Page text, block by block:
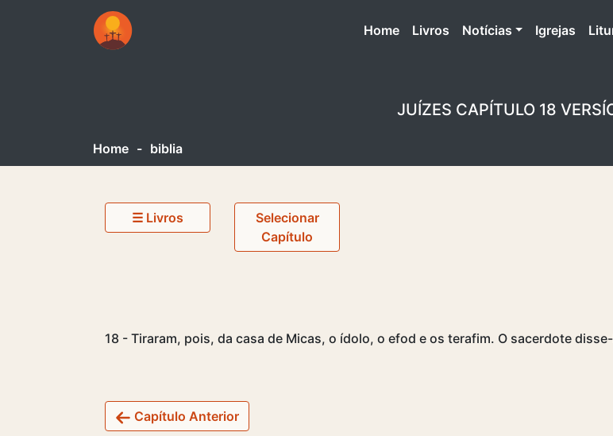
Home(atual)
Livros Notícias Igrejas
JUÍZES CAPÍTULO 18
Home - biblia
☰ Livros
Selecionar
Capítulo
18 - Tiraram, pois, da casa de Micas, o ídolo, o efod e os terafim. O sacerdote
Capítulo Anterior